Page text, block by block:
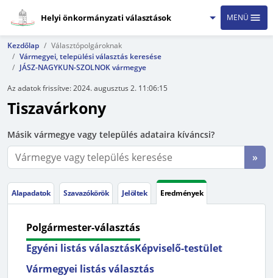
Helyi önkormányzati választások MENÜ
Kezdőlap
Választópolgároknak
Vármegyei, települési választás keresése
JÁSZ-NAGYKUN-SZOLNOK vármegye
Az adatok frissítve:2024. augusztus 2. 11:06:15
Tiszavárkony
Másik vármegye vagy település adataira kíváncsi?
»
Alapadatok Szavazókörök Jelöltek Eredmények
Polgármester-választás
Egyéni listás választásKépviselő-testület
Vármegyei listás választás